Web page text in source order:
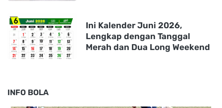
Ini Kalender Juni 2026,
Lengkap dengan Tanggal
Merah dan Dua Long Weekend
INFO BOLA